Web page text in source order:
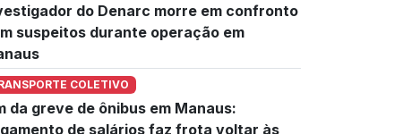
do Denarc morre em confronto
suspeitos durante operação em
COLETIVO
da greve de ônibus em Manaus:
de salários faz frota voltar às